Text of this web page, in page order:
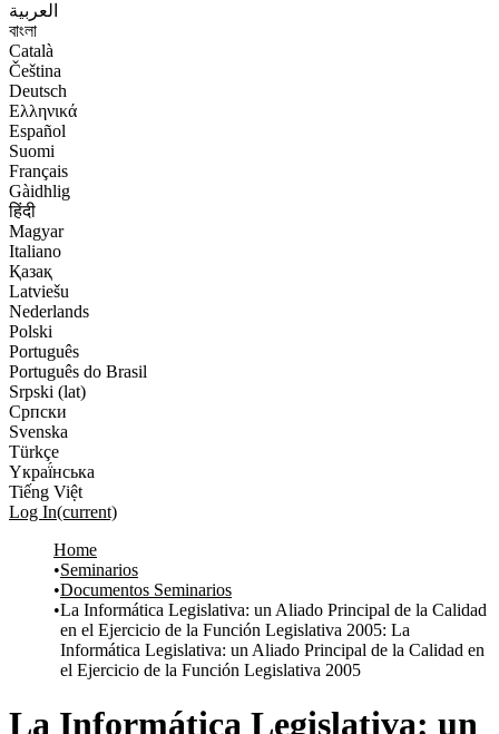
العربية
বাংলা
Català
Čeština
Deutsch
Ελληνικά
Español
Suomi
Français
Gàidhlig
हिंदी
Magyar
Italiano
Қазақ
Latviešu
Nederlands
Polski
Português
Português do Brasil
Srpski (lat)
Српски
Svenska
Türkçe
Yкраї́нська
Tiếng Việt
Log In(current)
Home
Seminarios
Documentos Seminarios
La Informática Legislativa: un Aliado Principal de la Calidad
en el Ejercicio de la Función Legislativa 2005: La
Informática Legislativa: un Aliado Principal de la Calidad en
el Ejercicio de la Función Legislativa 2005
La Informática Legislativa: un